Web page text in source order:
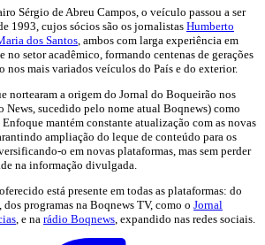
Sérgio de Abreu Campos, o veículo passou a ser
1993, cujos sócios são os jornalistas Humberto
dos Santos, ambos com larga experiência em
no setor acadêmico, formando centenas de gerações
nos mais variados veículos do País e do exterior.
nortearam a origem do Jornal do Boqueirão nos
News, sucedido pelo nome atual Boqnews) como
mantém constante atualização com as novas
ampliação do leque de conteúdo para os
o em novas plataformas, mas sem perder
na informação divulgada.
está presente em todas as plataformas: do
programas na Boqnews TV, como o Jornal
, e na rádio Boqnews, expandido nas redes sociais.